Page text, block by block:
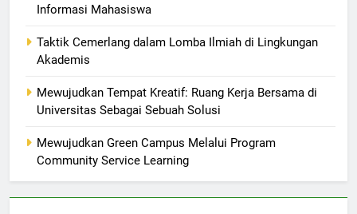
Informasi Mahasiswa
Taktik Cemerlang dalam Lomba Ilmiah di Lingkungan
Akademis
Mewujudkan Tempat Kreatif: Ruang Kerja Bersama di
Universitas Sebagai Sebuah Solusi
Mewujudkan Green Campus Melalui Program
Community Service Learning